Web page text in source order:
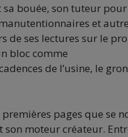
bouée, son tuteur pour
et
de ses lectures sur le
bloc comme
de l’usine, le
pages que se
moteur créateur.